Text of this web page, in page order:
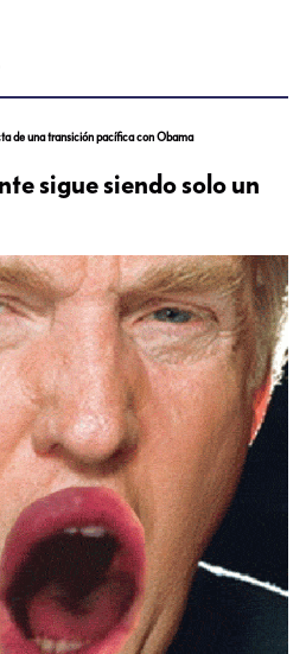
de una transición pacífica con Obama
sigue siendo solo un